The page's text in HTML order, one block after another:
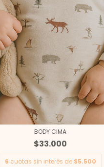
BODY CIMA
$33.000
6 cuotas sin interés de $5.500